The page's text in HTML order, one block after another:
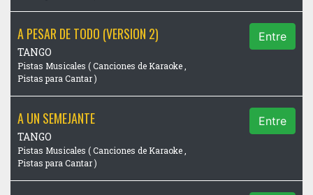
A PESAR DE TODO (VERSION 2)
TANGO
Pistas Musicales ( Canciones de Karaoke ,
Pistas para Cantar )
Entre
A UN SEMEJANTE
TANGO
Pistas Musicales ( Canciones de Karaoke ,
Pistas para Cantar )
Entre